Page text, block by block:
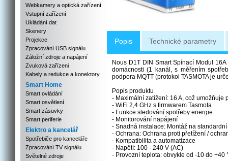
Webkamery a optická zařízení
Vstupní zařízení
Ukládání dat
Skenery
Projekce
Zpracování USB signálu
Záložní zdroje a napájení
Zvuková zařízeni
Kabely a redukce a konektory
Smart Home
Smart ovládání
Smart osvětlení
Smart zásuvky
Smart periferie
Elektro a kancelář
Spotřebiče pro kanceláře
Zpracování TV signálu
Světelné zdroje
Popis Technické parametry
Nous D1T DIN Smart Spínací Modul
domácnosti (1 kanál, s měřením
podpora MQTT (protokol TASMOTA je
Popis produktu
- Maximální zatížení: 16 A, což umožňuje
- WiFi 2,4 GHz s firmwarem Tasmota
- Funkce sledování spotřeby energie
- Monitorování napájení
- Snadná instalace: Montáž na
- Ochrana: Ochrana proti přetížení /
- Kompatibilita a automatizace
- Napětí: 100 - 240 V (AC)
- Provozní teplota: obvykle od -10 do +40